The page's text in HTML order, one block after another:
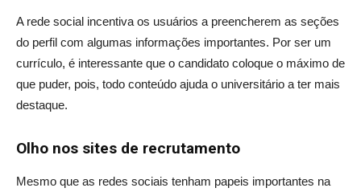
A rede social incentiva os usuários a preencherem as seções
do perfil com algumas informações importantes. Por ser um
currículo, é interessante que o candidato coloque o máximo de
que puder, pois, todo conteúdo ajuda o universitário a ter mais
destaque.
Olho nos sites de recrutamento
Mesmo que as redes sociais tenham papeis importantes na